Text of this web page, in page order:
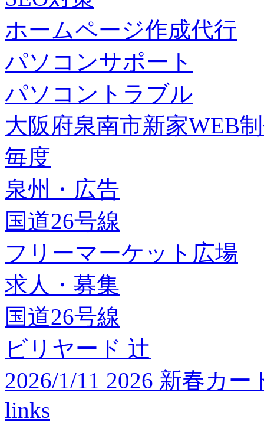
ホームページ作成代行
パソコンサポート
パソコントラブル
大阪府泉南市新家WEB
毎度
泉州・広告
国道26号線
フリーマーケット広場
求人・募集
国道26号線
ビリヤード 辻
2026/1/11 2026 新春カ
links